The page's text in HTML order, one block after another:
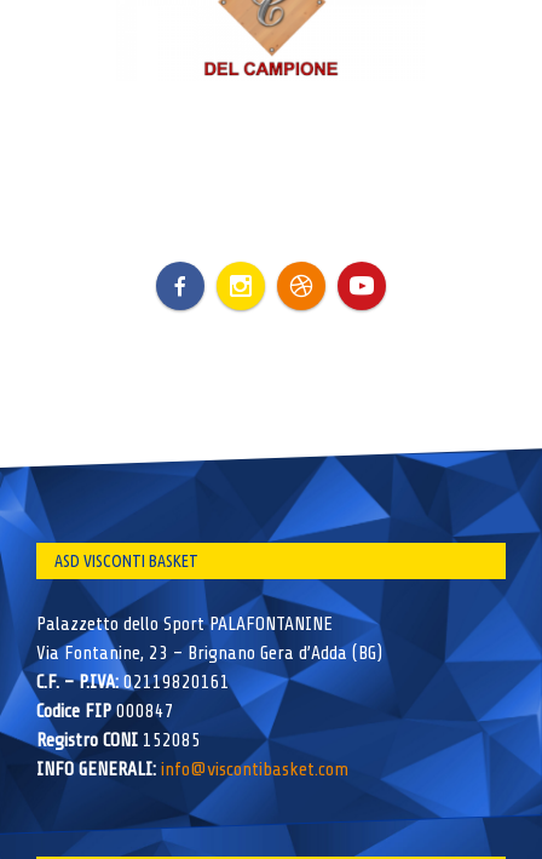
ASD VISCONTI BASKET
Palazzetto dello Sport PALAFONTANINE
Via Fontanine, 23 – Brignano Gera d’Adda (BG)
C.F. – P.IVA:02119820161
Codice FIP000847
Registro CONI 152085
INFO GENERALI: info@viscontibasket.com